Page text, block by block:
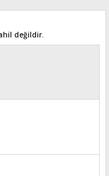
değildir.